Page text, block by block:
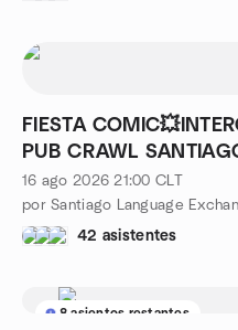
FIESTA
PUB CRAWL
16 ago 2026 21:00 CLT
42 asistentes
8 asientos restantes